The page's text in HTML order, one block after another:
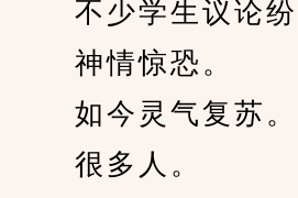
不少学生议论纷
神情惊恐。
如今灵气复苏。
很多人。